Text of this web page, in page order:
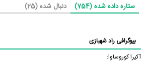
ستاره داده شده (754) دنبال شده (25)
بیوگرافی راد شهبازی
آکیرا کوروساوا: